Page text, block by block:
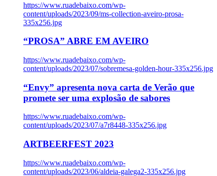
https://www.ruadebaixo.com/wp-
content/uploads/2023/09/ms-collection-aveiro-prosa-
335x256.jpg
“PROSA” ABRE EM AVEIRO
https://www.ruadebaixo.com/wp-
content/uploads/2023/07/sobremesa-golden-hour-335x256.jpg
“Envy” apresenta nova carta de Verão que
promete ser uma explosão de sabores
https://www.ruadebaixo.com/wp-
content/uploads/2023/07/a7r8448-335x256.jpg
ARTBEERFEST 2023
https://www.ruadebaixo.com/wp-
content/uploads/2023/06/aldeia-galega2-335x256.jpg